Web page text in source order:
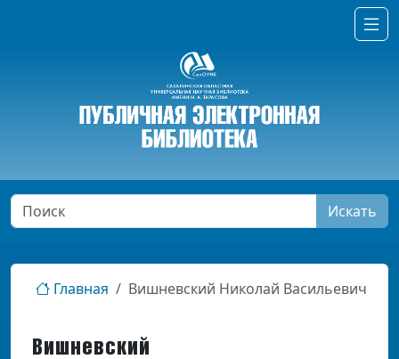
Искать
Главная Вишневский Николай Васильевич
Вишневский